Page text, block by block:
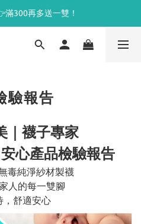
滿300再多送一雙！
驗報告
｜襪子專家
心產品檢驗報告
毒純淨紗材製襪
人的每一雙腳
，舒適安心